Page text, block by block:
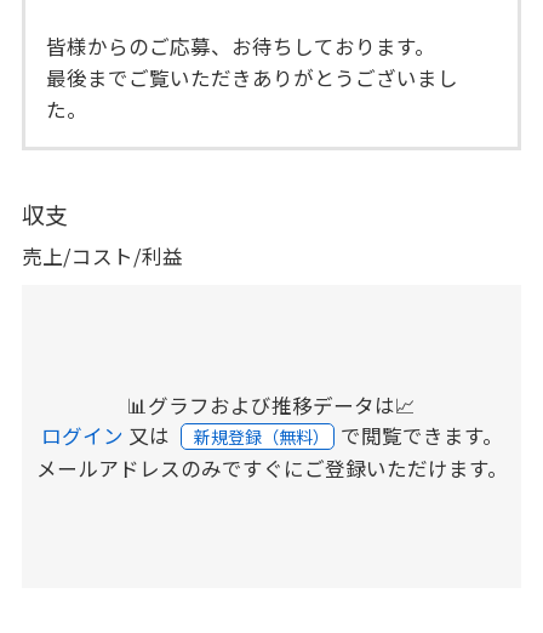
皆様からのご応募、お待ちしております。
最後までご覧いただきありがとうございまし
た。
収支
売上/コスト/利益
📊グラフおよび推移データは📈
ログイン 又は 新規登録（無料） で閲覧できます。
メールアドレスのみですぐにご登録いただけます。